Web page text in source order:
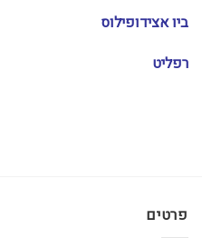
ביו אצידופילוס
רפליט
פרטים